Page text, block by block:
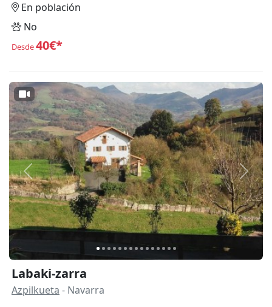
En población
No
Desde40€*
Anterior
Labaki-zarra
Azpilkueta - Navarra